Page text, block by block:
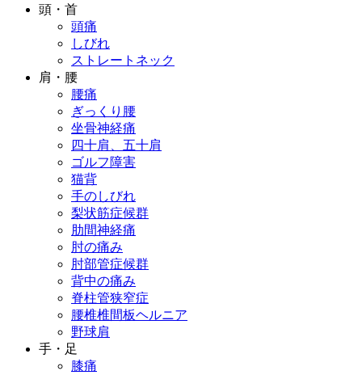
頭・首
頭痛
しびれ
ストレートネック
肩・腰
腰痛
ぎっくり腰
坐骨神経痛
四十肩、五十肩
ゴルフ障害
猫背
手のしびれ
梨状筋症候群
肋間神経痛
肘の痛み
肘部管症候群
背中の痛み
脊柱管狭窄症
腰椎椎間板ヘルニア
野球肩
手・足
膝痛